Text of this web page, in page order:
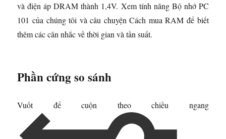
và điện áp DRAM thành 1,4V. Xem tính năng Bộ nhớ PC
101 của chúng tôi và câu chuyện Cách mua RAM để biết
thêm các cân nhắc về thời gian và tần suất.
Phần cứng so sánh
Vuốt để cuộn theo chiều ngang